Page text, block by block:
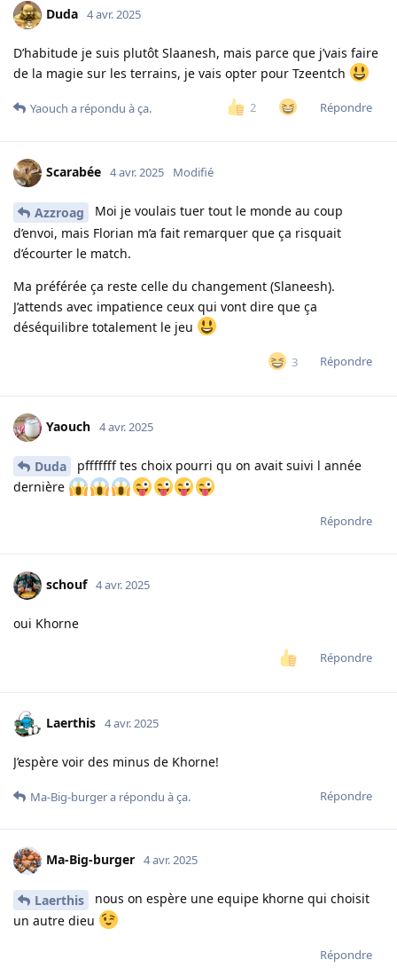
Duda 4 avr. 2025
D’habitude je suis plutôt Slaanesh, mais parce que j’vais faire
de la magie sur les terrains, je vais opter pour Tzeentch
2 Répondre
Yaouch a répondu à ça.
Scarabée 4 avr. 2025 Modifié
Azzroag
Moi je voulais tuer tout le monde au coup
d’envoi, mais Florian m’a fait remarquer que ça risquait
d’écourter le match.
Ma préférée ça reste celle du changement (Slaneesh).
J’attends avec impatience ceux qui vont dire que ça
déséquilibre totalement le jeu
3 Répondre
Yaouch 4 avr. 2025
Duda
pfffffff tes choix pourri qu on avait suivi l année
dernière
Répondre
schouf 4 avr. 2025
oui Khorne
Répondre
Laerthis 4 avr. 2025
J’espère voir des minus de Khorne!
Répondre
Ma-Big-burgera répondu à ça.
Ma-Big-burger 4 avr. 2025
Laerthis
nous on espère une equipe khorne qui choisit
un autre dieu
Répondre